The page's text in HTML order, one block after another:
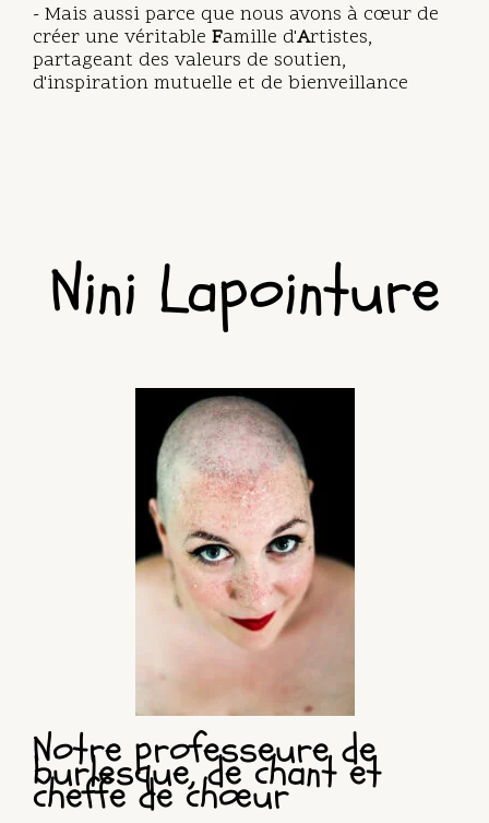
- Mais aussi parce que nous avons à cœur de
créer une véritable Famille d'Artistes,
partageant des valeurs de soutien,
d'inspiration mutuelle et de bienveillance
Nini Lapointure
Notre professeure de
burlesque, de chant et
cheffe de chœur